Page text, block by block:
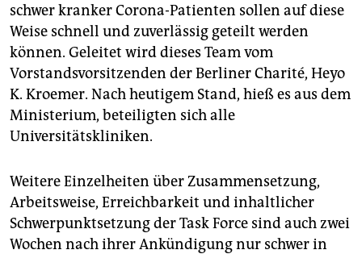
schwer kranker Corona-Patienten sollen auf diese
Weise schnell und zuverlässig geteilt werden
können. Geleitet wird dieses Team vom
Vorstandsvorsitzenden der Berliner Charité, Heyo
K. Kroemer. Nach heutigem Stand, hieß es aus dem
Ministerium, beteiligten sich alle
Universitätskliniken.
Weitere Einzelheiten über Zusammensetzung,
Arbeitsweise, Erreichbarkeit und inhaltlicher
Schwerpunktsetzung der Task Force sind auch zwei
Wochen nach ihrer Ankündigung nur schwer in